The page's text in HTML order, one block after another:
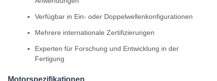
Verfügbar in Ein- oder Doppelwellenkonfigurationen
Mehrere internationale Zertifizierungen
Experten für Forschung und Entwicklung in der
Fertigung
Motorspezifikationen